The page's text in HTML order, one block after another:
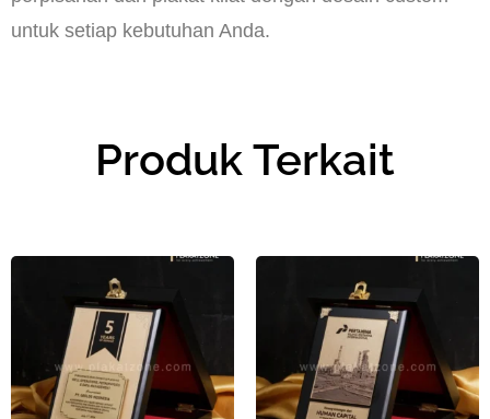
untuk setiap kebutuhan Anda.
Produk Terkait